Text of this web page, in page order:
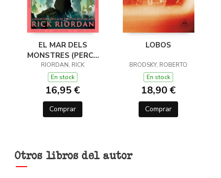
EL MAR DELS
MONSTRES (PERCY
JACKSON I ELS DÉUS
DE L'OLIMP 2)
RIORDAN, RICK
En stock
16,95 €
Comprar
LOBOS
BRODSKY, ROBERTO
En stock
18,90 €
Comprar
Otros libros del autor